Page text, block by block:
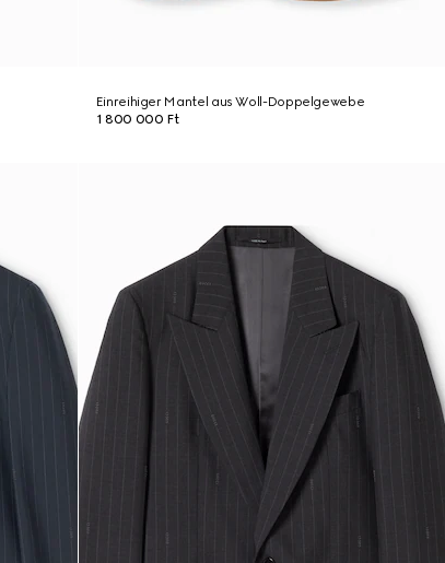
Einreihiger Mantel aus Woll-Doppelgewebe
1 800 000 Ft